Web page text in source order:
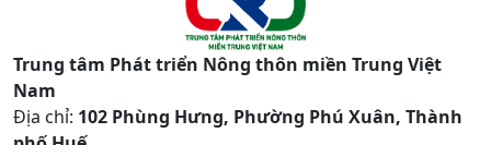
Trung tâm Phát triển Nông thôn miền Trung Việt
Nam
Địa chỉ: 102 Phùng Hưng, Phường Phú Xuân, Thành